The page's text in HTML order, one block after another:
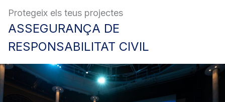
Protegeix els teus projectes
ASSEGURANÇA DE
RESPONSABILITAT CIVIL